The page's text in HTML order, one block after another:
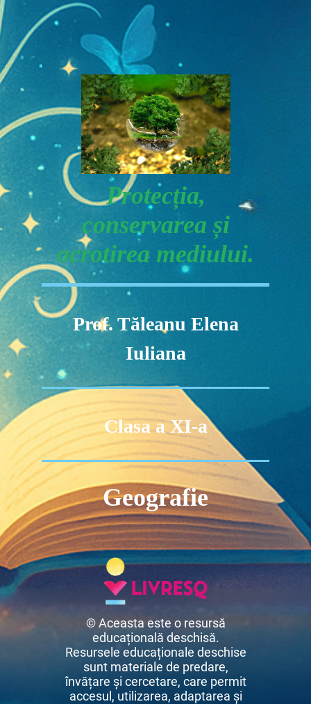
Protecția,
conservarea și
ocrotirea mediului.
Prof. Tăleanu Elena
Iuliana
Clasa a XI-a
Geografie
© Aceasta este o resursă
educațională deschisă.
Resursele educaționale deschise
sunt materiale de predare,
învățare și cercetare, care permit
accesul, utilizarea, adaptarea și